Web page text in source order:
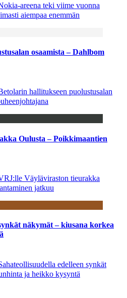
areena teki viime vuonna
aiempaa enemmän
osaamista – Dahlbom
hallitukseen puolustusalan
Oulusta – Poikkimaantien
Väyläviraston tieurakka
jatkuu
näkymät – kiusana korkea
edelleen synkät
ja heikko kysyntä